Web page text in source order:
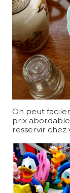
On peut
prix
resservir chez